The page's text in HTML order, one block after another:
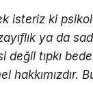
isteriz ki
ya da
değil tıpkı
hakkımızdır.